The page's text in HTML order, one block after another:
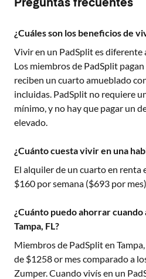
Preguntas frecuentes
¿Cuáles son los beneficios de
Vivir en un PadSplit es
Los miembros de PadSplit pagan
reciben un cuarto amueblado
incluidas. PadSplit no requiere
mínimo, y no hay que pagar un
elevado.
¿Cuánto cuesta vivir en una
El alquiler de un cuarto en renta
$160 por semana ($693 por
¿Cuánto puedo ahorrar
Tampa, FL?
Miembros de PadSplit en
de $1258or mes comparado a
Zumper. Cuando vivís en un